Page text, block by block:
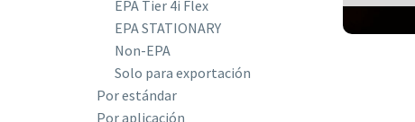
EPA Tier 4i Flex
EPA STATIONARY
Non-EPA
Solo para exportación
Por estándar
Por aplicación